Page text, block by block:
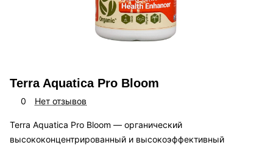
Terra Aquatica Pro Bloom
0 Нет отзывов
Terra Aquatica Pro Bloom — органический
высококонцентрированный и высокоэффективный